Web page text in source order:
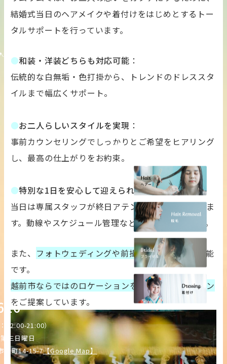
12:00-21:00）
三日曜日
塚町14-15-7【Google Map】
Service
結婚式当日のヘアメイクや着付けをはじめとするトー
タルサポートを行っています。
●和装・洋装どちらも対応可能 ：
伝統的な白無垢・色打掛から、トレンドのドレススタ
イルまで幅広くサポート。
●お二人らしいスタイルを実現 ：
事前カウンセリングでしっかりとご希望をヒアリング
し、最高の仕上がりをお約束。
●特別な1日を安心して迎えられるサポート：
当日は専属スタッフが終日アテンドさせていただきま
す。動線やスケジュール管理などもお任せください。
また、 フォトウェディングや前撮り撮影もご相談可能
です。
越前市ならではのロケーションを活かした撮影プラン
をご提案しています。